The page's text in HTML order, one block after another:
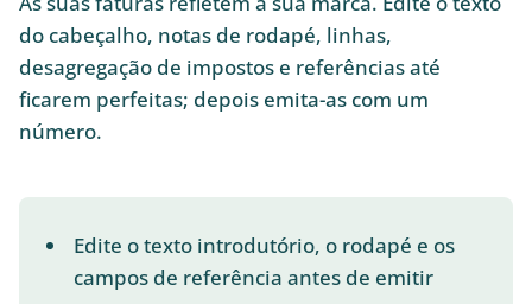
do cabeçalho, notas de rodapé, linhas,
desagregação de impostos e referências até
ficarem perfeitas; depois emita-as com um
número.
Edite o texto introdutório, o rodapé e os
campos de referência antes de emitir